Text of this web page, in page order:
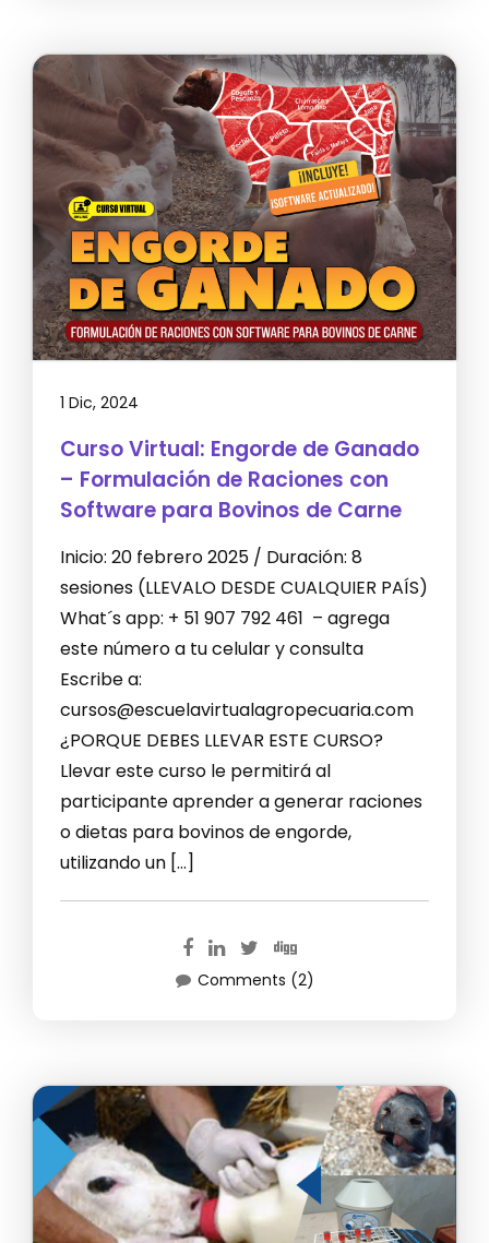
1 Dic, 2024
Curso Virtual: Engorde de Ganado
– Formulación de Raciones con
Software para Bovinos de Carne
Inicio: 20 febrero 2025 / Duración: 8
sesiones (LLEVALO DESDE CUALQUIER PAÍS)
What´s app: + 51 907 792 461 – agrega
este número a tu celular y consulta
Escribe a:
cursos@escuelavirtualagropecuaria.com
¿PORQUE DEBES LLEVAR ESTE CURSO?
Llevar este curso le permitirá al
participante aprender a generar raciones
o dietas para bovinos de engorde,
utilizando un […]
Comments (2)